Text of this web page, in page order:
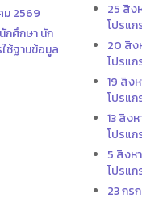
ม 2569
ศึกษา นัก
ช้ฐานข้อมูล
25 สิง
โปรแ
20 สิง
โปรแ
19 สิง
โปรแก
13 สิง
โปรแ
5 สิงห
โปรแก
23 กร